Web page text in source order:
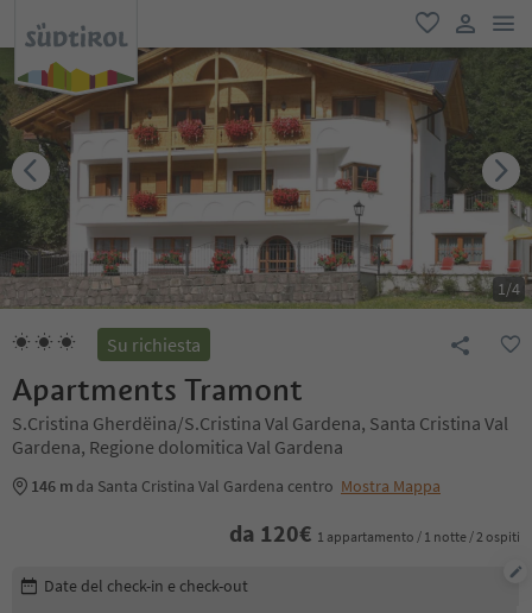
favoriti
user link
1/4
Su richiesta
Apartments Tramont
S.Cristina Gherdëina/S.Cristina Val Gardena, Santa Cristina Val
Gardena, Regione dolomitica Val Gardena
146 m da Santa Cristina Val Gardena centro Mostra Mappa
da 120€ 1 appartamento / 1 notte / 2 ospiti
Modifica i dettagli della prenotazione
Date del check-in e check-out